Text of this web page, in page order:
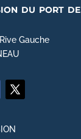
du port de
Gauche